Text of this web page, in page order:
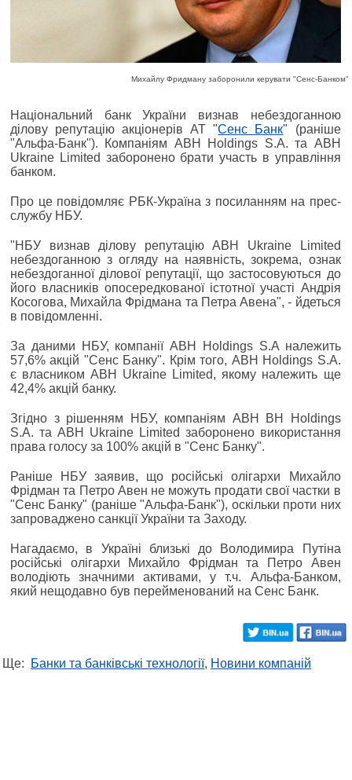
Михайлу Фридману заборонили керувати "Сенс-Банком"
Національний банк України визнав небездоганною
ділову репутацію акціонерів АТ "Сенс Банк" (раніше
"Альфа-Банк"). Компаніям ABH Holdings S.A. та ABH
Ukraine Limited заборонено брати участь в управління
банком.
Про це повідомляє РБК-Україна з посиланням на прес-
службу НБУ.
"НБУ визнав ділову репутацію ABH Ukraine Limited
небездоганною з огляду на наявність, зокрема, ознак
небездоганної ділової репутації, що застосовуються до
його власників опосередкованої істотної участі Андрія
Косогова, Михайла Фрідмана та Петра Авена", - йдеться
в повідомленні.
За даними НБУ, компанії ABH Holdings S.A належить
57,6% акцій "Сенс Банку". Крім того, ABH Holdings S.A.
є власником ABH Ukraine Limited, якому належить ще
42,4% акцій банку.
Згідно з рішенням НБУ, компаніям ABH BH Holdings
S.A. та ABH Ukraine Limited заборонено використання
права голосу за 100% акцій в "Сенс Банку".
Раніше НБУ заявив, що російські олігархи Михайло
Фрідман та Петро Авен не можуть продати свої частки в
"Сенс Банку" (раніше "Альфа-Банк"), оскільки проти них
запроваджено санкції України та Заходу.
Нагадаємо, в Україні близькі до Володимира Путіна
російські олігархи Михайло Фрідман та Петро Авен
володіють значними активами, у т.ч. Альфа-Банком,
який нещодавно був перейменований на Сенс Банк.
Ще: Банки та банківські технології, Новини компаній